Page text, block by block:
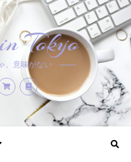
Tokyo
、意味がない